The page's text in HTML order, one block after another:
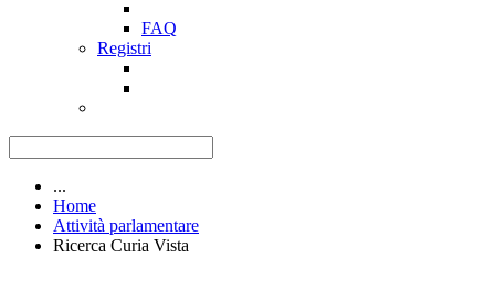
FAQ
Registri
...
Home
Attività parlamentare
Ricerca Curia Vista